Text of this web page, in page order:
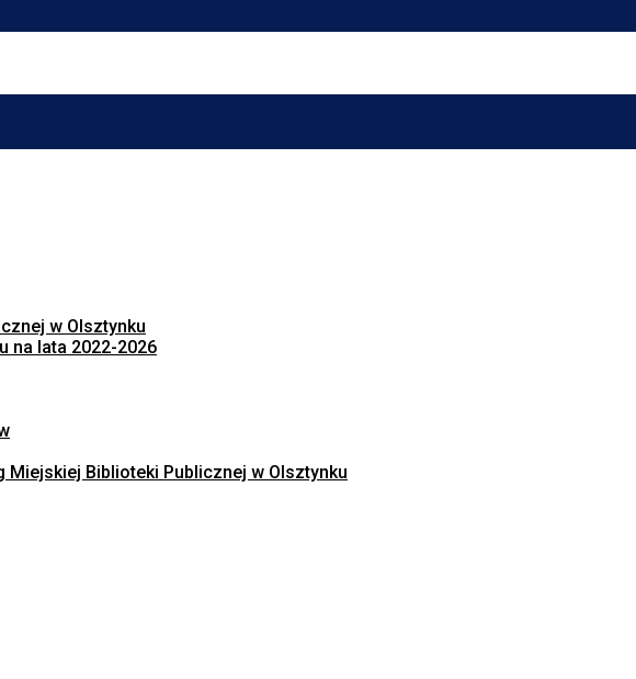
w Olsztynku
na lata 2022-2026
Miejskiej Biblioteki Publicznej w Olsztynku